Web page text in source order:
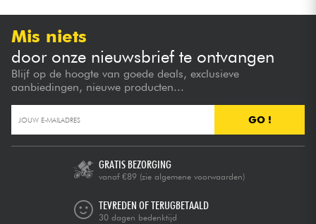
Mis niets
door onze nieuwsbrief te ontvangen
Blijf op de hoogte van goede deals, exclusieve
aanbiedingen, nieuwe producten...
GO !
GRATIS BEZORGING
vanaf €89 (zie algemene voorwaarden)
TEVREDEN OF TERUGBETAALD
30 dagen bedenktijd